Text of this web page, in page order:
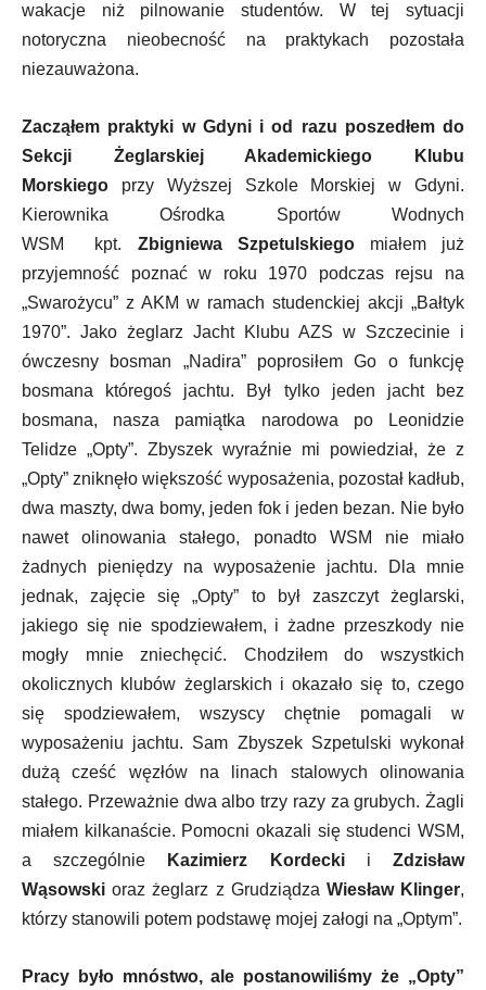
wakacje niż pilnowanie studentów. W tej sytuacji
notoryczna nieobecność na praktykach pozostała
niezauważona.
Zacząłem praktyki w Gdyni i od razu poszedłem do
Sekcji Żeglarskiej Akademickiego Klubu
Morskiego przy Wyższej Szkole Morskiej w Gdyni.
Kierownika Ośrodka Sportów Wodnych
WSM kpt. Zbigniewa Szpetulskiegomiałem już
przyjemność poznać w roku 1970 podczas rejsu na
„Swarożycu” z AKM w ramach studenckiej akcji „Bałtyk
1970”. Jako żeglarz Jacht Klubu AZS w Szczecinie i
ówczesny bosman „Nadira” poprosiłem Go o funkcję
bosmana któregoś jachtu. Był tylko jeden jacht bez
bosmana, nasza pamiątka narodowa po Leonidzie
Telidze „Opty”. Zbyszek wyraźnie mi powiedział, że z
„Opty” zniknęło większość wyposażenia, pozostał kadłub,
dwa maszty, dwa bomy, jeden fok i jeden bezan. Nie było
nawet olinowania stałego, ponadto WSM nie miało
żadnych pieniędzy na wyposażenie jachtu. Dla mnie
jednak, zajęcie się „Opty” to był zaszczyt żeglarski,
jakiego się nie spodziewałem, i żadne przeszkody nie
mogły mnie zniechęcić. Chodziłem do wszystkich
okolicznych klubów żeglarskich i okazało się to, czego
się spodziewałem, wszyscy chętnie pomagali w
wyposażeniu jachtu. Sam Zbyszek Szpetulski wykonał
dużą cześć węzłów na linach stalowych olinowania
stałego. Przeważnie dwa albo trzy razy za grubych. Żagli
miałem kilkanaście. Pomocni okazali się studenci WSM,
a szczególnie
Kazimierz KordeckiiZdzisław
Wąsowski oraz żeglarz z Grudziądza Wiesław Klinger,
którzy stanowili potem podstawę mojej załogi na „Optym”.
Pracy było mnóstwo, ale postanowiliśmy że „Opty”